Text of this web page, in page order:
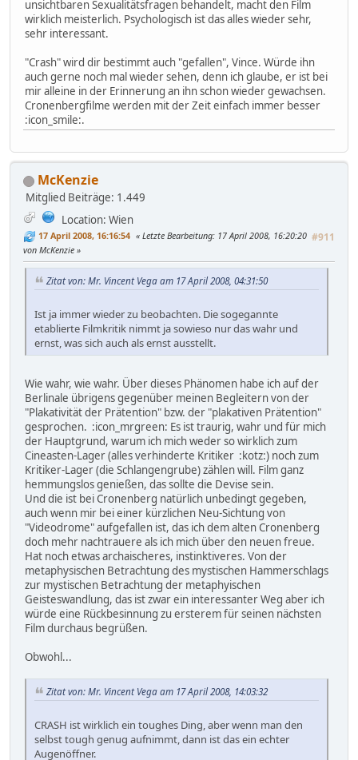
unsichtbaren Sexualitätsfragen behandelt, macht den Film
wirklich meisterlich. Psychologisch ist das alles wieder sehr,
sehr interessant.
"Crash" wird dir bestimmt auch "gefallen", Vince. Würde ihn
auch gerne noch mal wieder sehen, denn ich glaube, er ist bei
mir alleine in der Erinnerung an ihn schon wieder gewachsen.
Cronenbergfilme werden mit der Zeit einfach immer besser
:icon_smile:.
McKenzie
Mitglied Beiträge: 1.449
Location: Wien
17 April 2008, 16:16:54 #911
Letzte Bearbeitung: 17 April 2008, 16:20:20
von McKenzie
Zitat von: Mr. Vincent Vega am 17 April 2008, 04:31:50
Ist ja immer wieder zu beobachten. Die sogegannte
etablierte Filmkritik nimmt ja sowieso nur das wahr und
ernst, was sich auch als ernst ausstellt.
Wie wahr, wie wahr. Über dieses Phänomen habe ich auf der
Berlinale übrigens gegenüber meinen Begleitern von der
"Plakativität der Prätention" bzw. der "plakativen Prätention"
gesprochen. :icon_mrgreen: Es ist traurig, wahr und für mich
der Hauptgrund, warum ich mich weder so wirklich zum
Cineasten-Lager (alles verhinderte Kritiker :kotz:) noch zum
Kritiker-Lager (die Schlangengrube) zählen will. Film ganz
hemmungslos genießen, das sollte die Devise sein.
Und die ist bei Cronenberg natürlich unbedingt gegeben,
auch wenn mir bei einer kürzlichen Neu-Sichtung von
"Videodrome" aufgefallen ist, das ich dem alten Cronenberg
doch mehr nachtrauere als ich mich über den neuen freue.
Hat noch etwas archaischeres, instinktiveres. Von der
metaphysischen Betrachtung des mystischen Hammerschlags
zur mystischen Betrachtung der metaphyischen
Geisteswandlung, das ist zwar ein interessanter Weg aber ich
würde eine Rückbesinnung zu ersterem für seinen nächsten
Film durchaus begrüßen.
Obwohl...
Zitat von: Mr. Vincent Vega am 17 April 2008, 14:03:32
CRASH ist wirklich ein toughes Ding, aber wenn man den
selbst tough genug aufnimmt, dann ist das ein echter
Augenöffner.